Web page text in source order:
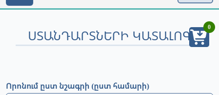
ՍՏԱՆԴԱՐՏՆԵՐԻ ԿԱՏԱԼՈԳ
Որոնում ըստ նշագրի (ըստ համարի)
0